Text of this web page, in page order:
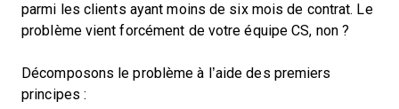
parmi les clients ayant moins de six mois de contrat. Le
problème vient forcément de votre équipe CS, non ?
Décomposons le problème à l’aide des premiers
principes :